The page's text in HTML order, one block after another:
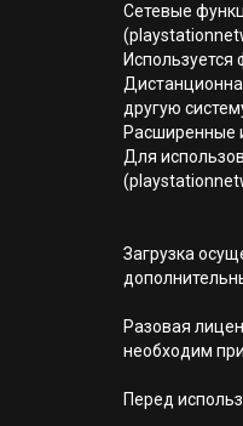
Сетевые
Используется
другую
Расширенные
Для
Загрузка
Разовая
необходим
Перед